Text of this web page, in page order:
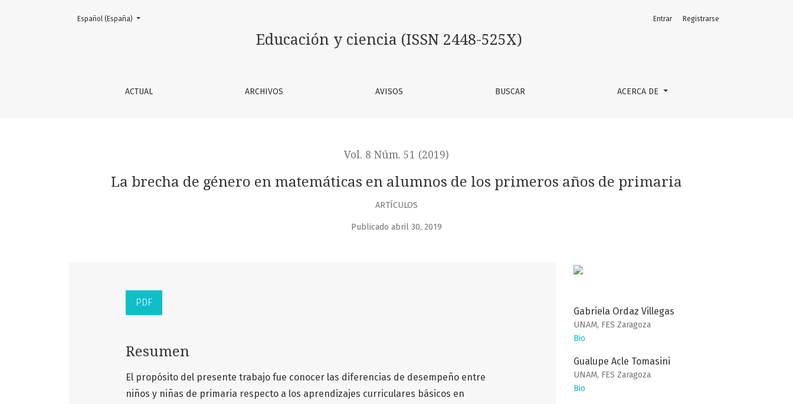
La brecha de género en matemáticas en alumnos de los primeros años de primaria
Educación y ciencia (ISSN 2448-525X)
ACTUAL ARCHIVOS AVISOS BUSCAR ACERCA DE
Entrar Registrarse
Cambiar el idioma. El actual es:
Español (España)
Vol. 8 Núm. 51 (2019)
La brecha de género en matemáticas en alumnos de los primeros años de primaria
ARTÍCULOS
Publicado abril 30, 2019
Gabriela Ordaz Villegas
UNAM, FES Zaragoza
Bio
Gualupe Acle Tomasini
UNAM, FES Zaragoza
Bio
PDF
Resumen
El propósito del presente trabajo fue conocer las diferencias de desempeño entre
niños y niñas de primaria respecto a los aprendizajes curriculares básicos en